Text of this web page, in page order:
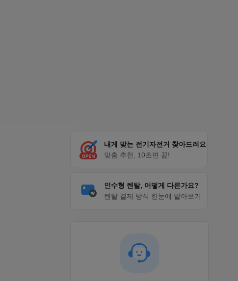
내게 맞는 전기자전거 찾아드려요
맞춤 추천, 10초면 끝!
인수형 렌탈, 어떻게 다른가요?
렌탈 결제 방식 한눈에 알아보기